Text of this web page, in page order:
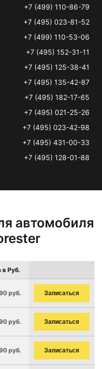
+7 (499) 110-86-79
+7 (495) 023-81-52
+7 (499) 110-53-06
+7 (495) 152-31-11
+7 (495) 125-38-41
+7 (495) 135-42-87
+7 (495) 182-17-65
+7 (495) 021-25-26
+7 (495) 023-42-98
+7 (495) 431-00-33
+7 (495) 128-01-88
автомобиля
в Руб.
руб. Записаться
руб. Записаться
руб. Записаться